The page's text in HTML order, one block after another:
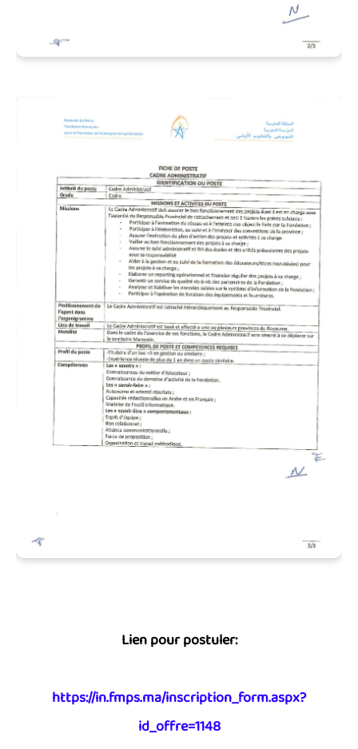
Lien pour postuler:
https://in.fmps.ma/inscription_form.aspx?
id_offre=1148